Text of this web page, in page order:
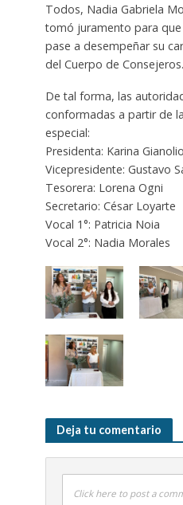
Todos, Nadia Gabriela
tomó juramento para
pase a desempeñar su
del Cuerpo de Consejeros.
De tal forma, las
conformadas a partir de
especial:
Presidenta: Karina Gianolio
Vicepresidente: Gustavo
Tesorera: Lorena Ogni
Secretario: César Loyarte
Vocal 1°: Patricia Noia
Vocal 2°: Nadia Morales
Deja tu comentario
Click here to post a